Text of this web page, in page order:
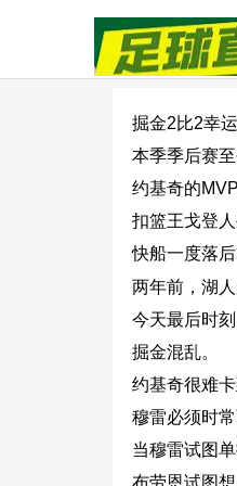
掘金2比2幸
本季季后赛
约基奇的
扣篮王戈登
快船一度落
两年前，湖
今天最后时
掘金混乱。
约基奇很难
穆雷必须时
当穆雷试图
布劳恩试图